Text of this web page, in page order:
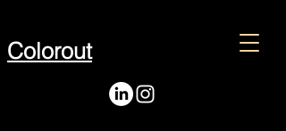
Colorout